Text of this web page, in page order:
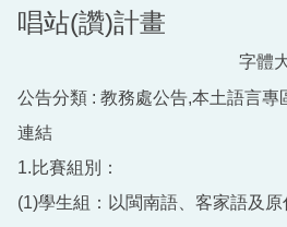
唱站(讚)計畫
字體
公告分類 : 教務處公告,本土語言專
連結
1.比賽組別：
(1)學生組：以閩南語、客家語及